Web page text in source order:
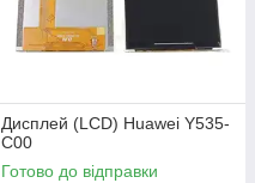
Дисплей (LCD) Huawei Y535-
C00
Готово до відправки